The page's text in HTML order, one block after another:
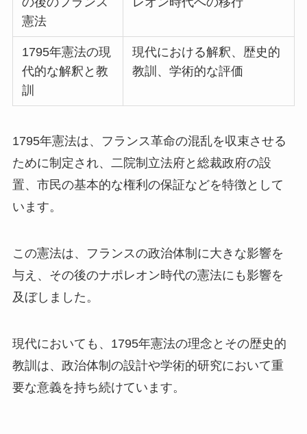
憲法
1795年憲法の現
代的な解釈と教
訓
現代における解釈、歴史的
教訓、学術的な評価
1795年憲法は、フランス革命の混乱を収束させる
ために制定され、二院制立法府と総裁政府の設
置、市民の基本的な権利の保証などを特徴として
います。
この憲法は、フランスの政治体制に大きな影響を
与え、その後のナポレオン時代の憲法にも影響を
及ぼしました。
現代においても、1795年憲法の理念とその歴史的
教訓は、政治体制の設計や学術的研究において重
要な意義を持ち続けています。